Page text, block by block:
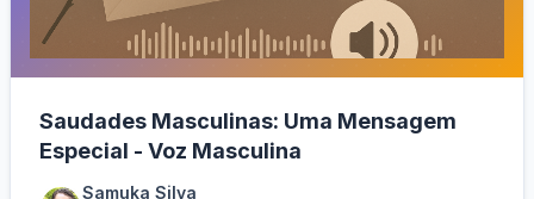
Saudades Masculinas: Uma Mensagem
Especial - Voz Masculina
Samuka Silva